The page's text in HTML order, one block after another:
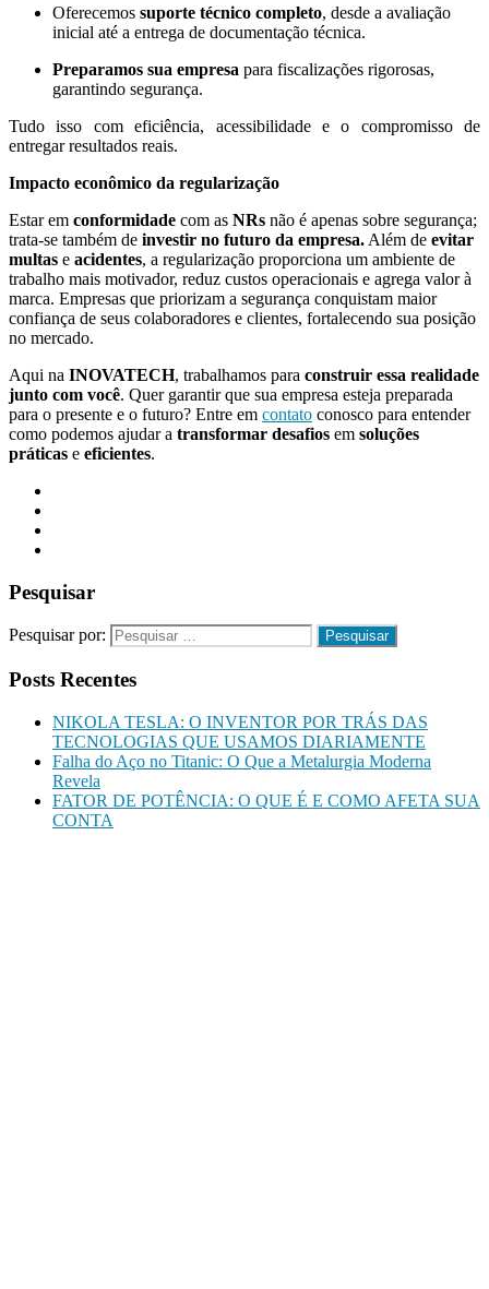
Oferecemos suporte técnico completo, desde a avaliação
inicial até a entrega de documentação técnica.
Preparamos sua empresa para fiscalizações rigorosas,
garantindo segurança.
Tudo isso com eficiência, acessibilidade e o compromisso de
entregar resultados reais.
Impacto econômico da regularização
Estar em conformidade com as NRs não é apenas sobre segurança;
trata-se também de investir no futuro da empresa. Além de evitar
multas e acidentes, a regularização proporciona um ambiente de
trabalho mais motivador, reduz custos operacionais e agrega valor à
marca. Empresas que priorizam a segurança conquistam maior
confiança de seus colaboradores e clientes, fortalecendo sua posição
no mercado.
Aqui na INOVATECH, trabalhamos para construir essa realidade
junto com você. Quer garantir que sua empresa esteja preparada
para o presente e o futuro? Entre em contato conosco para entender
como podemos ajudar a transformar desafios em soluções
práticas e eficientes.
Pesquisar
Pesquisar por:
Posts Recentes
NIKOLA TESLA: O INVENTOR POR TRÁS DAS
TECNOLOGIAS QUE USAMOS DIARIAMENTE
Falha do Aço no Titanic: O Que a Metalurgia Moderna
Revela
FATOR DE POTÊNCIA: O QUE É E COMO AFETA SUA
CONTA